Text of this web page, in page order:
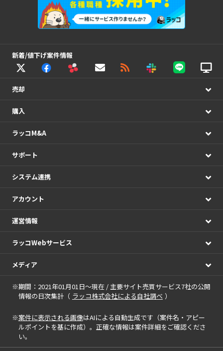
新着/値下げ案件情報
売却
購入
ラッコM&A
サポート
システム連携
アカウント
運営情報
ラッコWebサービス
メディア
※期間：2021年01月01日～現在 / 主要サイト売買サービス7社の公開
情報の日次集計（ ラッコ株式会社による自社調べ ）
※案件に表示される画像はAIによる自動生成です（案件名・アピー
ルポイントを基に作成）。正確な情報は案件詳細をご確認くださ
い。